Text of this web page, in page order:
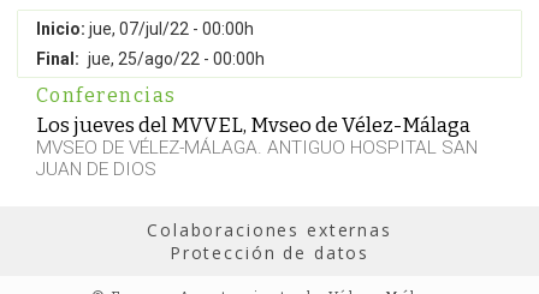
Inicio: jue, 07/jul/22 - 00:00h
Final: jue, 25/ago/22 - 00:00h
Conferencias
Los jueves del MVVEL, Mvseo de Vélez-Málaga
MVSEO DE VÉLEZ-MÁLAGA. ANTIGUO HOSPITAL SAN
JUAN DE DIOS
Colaboraciones externas
Protección de datos